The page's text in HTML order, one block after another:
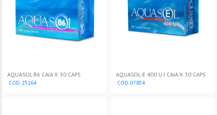
AQUASOL B6 CAJA X 30 CAPS
COD. 25164
AQUASOL-E 400 U.I CAJA X 30 CAPS
COD. 07854